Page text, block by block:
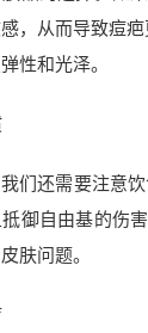
，从而导致痘
性和光泽。
们还需要注意
御自由基的伤
肤问题。